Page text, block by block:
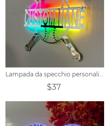
Lampada da specchio personalizzata con nome baseball
$37